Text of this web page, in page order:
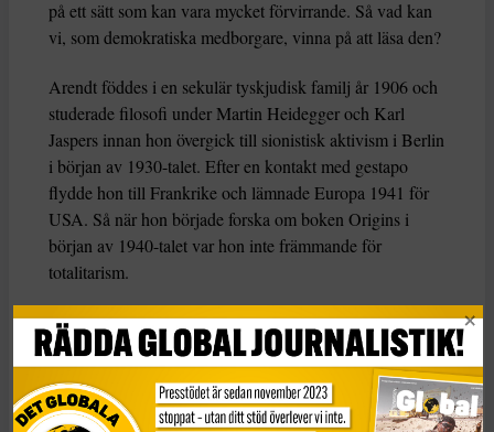
på ett sätt som kan vara mycket förvirrande. Så vad kan
vi, som demokratiska medborgare, vinna på att läsa den?
Arendt föddes i en sekulär tyskjudisk familj år 1906 och
studerade filosofi under Martin Heidegger och Karl
Jaspers innan hon övergick till sionistisk aktivism i Berlin
i början av 1930-talet. Efter en kontakt med gestapo
flydde hon till Frankrike och lämnade Europa 1941 för
USA. Så när hon började forska om boken Origins i
början av 1940-talet var hon inte främmande för
totalitarism.
Totalitarism, menade hon, var en radikalt ny
regeringsform som utmärkte sig genom sin ideologiska
uppfattning om historia. För nazisterna var historia en
krock mellan raser; för stalinismen var det en klasskamp.
Hur som helst försökte totalitära ledare verkställa